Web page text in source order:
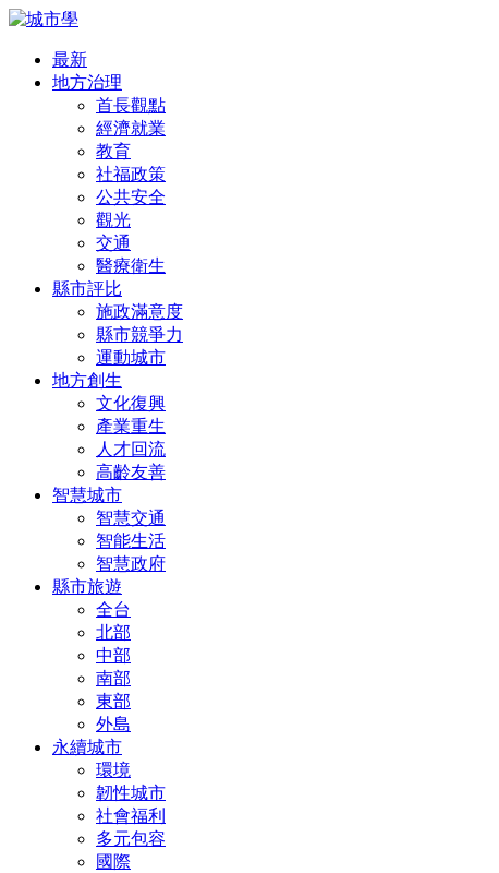
最新
地方治理
首長觀點
經濟就業
教育
社福政策
公共安全
觀光
交通
醫療衛生
縣市評比
施政滿意度
縣市競爭力
運動城市
地方創生
文化復興
產業重生
人才回流
高齡友善
智慧城市
智慧交通
智能生活
智慧政府
縣市旅遊
全台
北部
中部
南部
東部
外島
永續城市
環境
韌性城市
社會福利
多元包容
國際